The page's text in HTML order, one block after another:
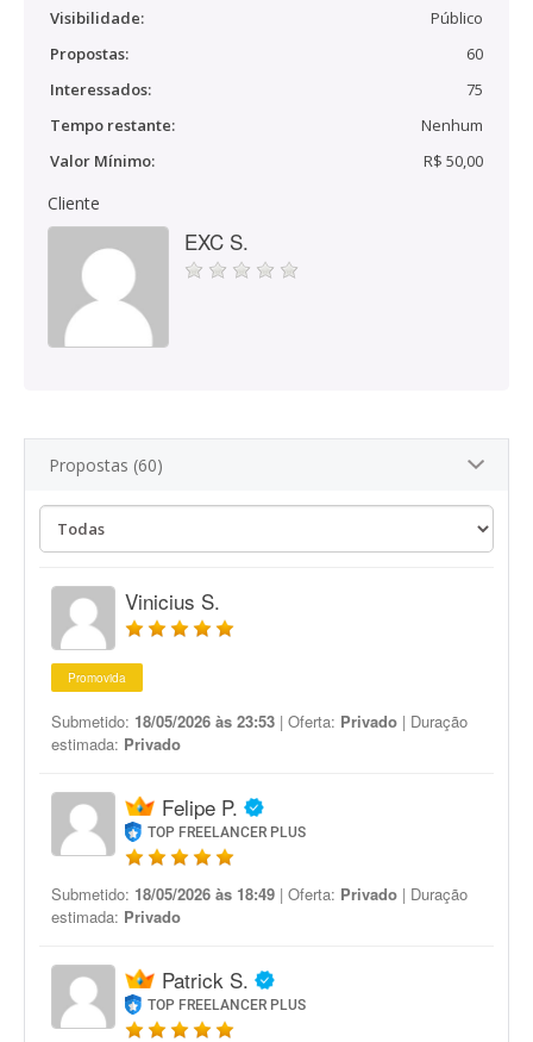
Visibilidade:
Público
Propostas:
60
Interessados:
75
Tempo restante:
Nenhum
Valor Mínimo:
R$ 50,00
Cliente
EXC S.
Propostas (60)
Vinicius S.
Promovida
Submetido: 18/05/2026 às 23:53 | Oferta: Privado | Duração
estimada: Privado
Felipe P.
TOP FREELANCER PLUS
Submetido: 18/05/2026 às 18:49 | Oferta: Privado | Duração
estimada: Privado
Patrick S.
TOP FREELANCER PLUS